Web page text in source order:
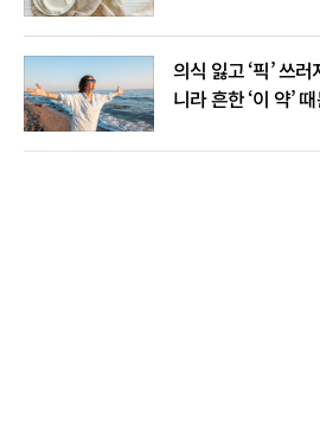
의식 잃고 ‘픽’ 쓰
니라 흔한 ‘이 약’